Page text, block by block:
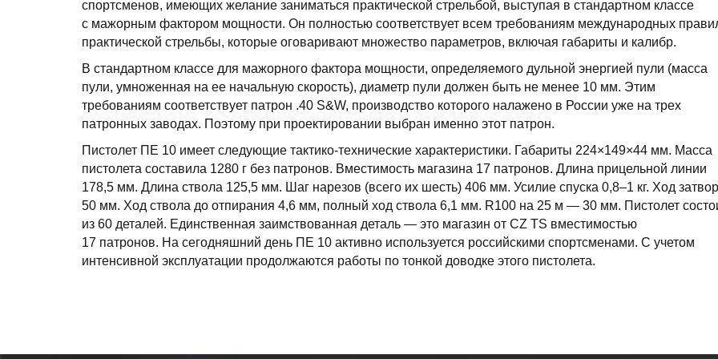
спортсменов, имеющих желание заниматься практической стрельбой, выступая в стандартном классе
с мажорным фактором мощности. Он полностью соответствует всем требованиям международных
практической стрельбы, которые оговаривают множество параметров, включая габариты и калибр.
В стандартном классе для мажорного фактора мощности, определяемого дульной энергией пули (масса
пули, умноженная на ее начальную скорость), диаметр пули должен быть не менее 10 мм. Этим
требованиям соответствует патрон .40 S&W, производство которого налажено в России уже на трех
патронных заводах. Поэтому при проектировании выбран именно этот патрон.
Пистолет ПЕ 10 имеет следующие тактико-технические характеристики. Габариты 224×149×44 мм. Масса
пистолета составила 1280 г без патронов. Вместимость магазина 17 патронов. Длина прицельной линии
178,5 мм. Длина ствола 125,5 мм. Шаг нарезов (всего их шесть) 406 мм. Усилие спуска 0,8–1 кг. Ход
50 мм. Ход ствола до отпирания 4,6 мм, полный ход ствола 6,1 мм. R100 на 25 м — 30 мм. Пистолет
из 60 деталей. Единственная заимствованная деталь — это магазин от CZ TS вместимостью
17 патронов. На сегодняшний день ПЕ 10 активно используется российскими спортсменами. С учетом
интенсивной эксплуатации продолжаются работы по тонкой доводке этого пистолета.